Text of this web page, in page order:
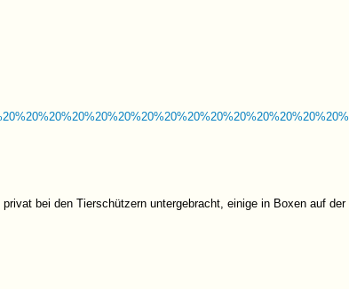
bei den Tierschützern untergebracht, einige in Boxen auf